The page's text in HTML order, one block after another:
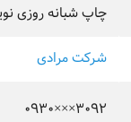
چاپ شبانه روزی
شرکت مرادی
۰۹۳۰×××۳۰۹۲